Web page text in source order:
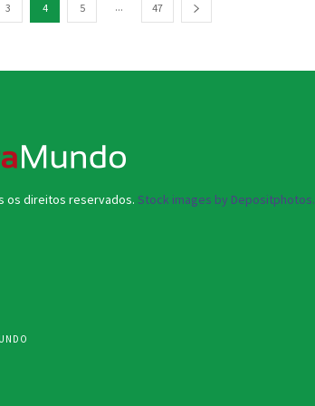
3 4 5 ... 47
os direitos reservados. Stock images by Depositphotos.